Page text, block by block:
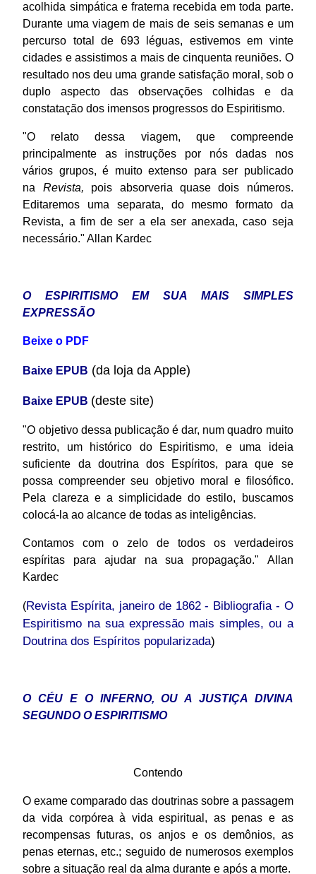
acolhida simpática e fraterna recebida em toda parte.
Durante uma viagem de mais de seis semanas e um
percurso total de 693 léguas, estivemos em vinte
cidades e assistimos a mais de cinquenta reuniões. O
resultado nos deu uma grande satisfação moral, sob o
duplo aspecto das observações colhidas e da
constatação dos imensos progressos do Espiritismo.
"O relato dessa viagem, que compreende
principalmente as instruções por nós dadas nos
vários grupos, é muito extenso para ser publicado
na Revista, pois absorveria quase dois números.
Editaremos uma separata, do mesmo formato da
Revista, a fim de ser a ela ser anexada, caso seja
necessário." Allan Kardec
O ESPIRITISMO EM SUA MAIS SIMPLES
EXPRESSÃO
Beixe o PDF
Baixe EPUB (da loja da Apple)
Baixe EPUB (deste site)
"O objetivo dessa publicação é dar, num quadro muito
restrito, um histórico do Espiritismo, e uma ideia
suficiente da doutrina dos Espíritos, para que se
possa compreender seu objetivo moral e filosófico.
Pela clareza e a simplicidade do estilo, buscamos
colocá-la ao alcance de todas as inteligências.
Contamos com o zelo de todos os verdadeiros
espíritas para ajudar na sua propagação." Allan
Kardec
(Revista Espírita, janeiro de 1862 - Bibliografia - O
Espiritismo na sua expressão mais simples, ou a
Doutrina dos Espíritos popularizada)
O CÉU E O INFERNO, OU A JUSTIÇA DIVINA
SEGUNDO O ESPIRITISMO
Contendo
O exame comparado das doutrinas sobre a passagem
da vida corpórea à vida espiritual, as penas e as
recompensas futuras, os anjos e os demônios, as
penas eternas, etc.; seguido de numerosos exemplos
sobre a situação real da alma durante e após a morte.